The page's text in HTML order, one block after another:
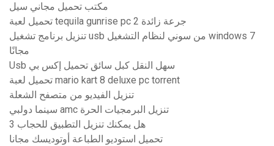
مكتب تحميل مجاني سيل
تحميل لعبة tequila gunrise pc 2 جرعة زائدة
تنزيل برنامج تشغيل usb من سوني لنظام التشغيل windows 7
مجانًا
Usb سهل النقل كبل سائق تحميل إكس بي
تحميل لعبة mario kart 8 deluxe pc torrent
تنزيل الفيديو من متصفح الشعلة
سينما دولبي amc تنزيل البرمجيات الحرة
هل يمكنك تنزيل التطبيق للحجاب 3
تحميل استوديو الطباعة أوتوديسك مجانا